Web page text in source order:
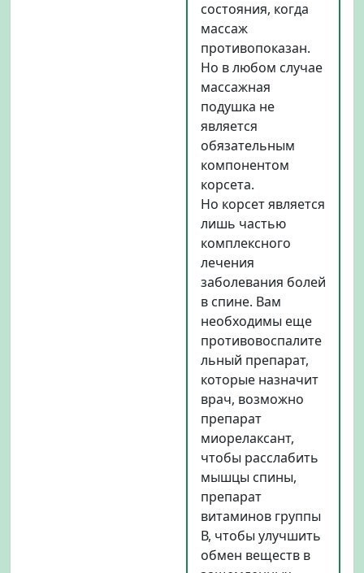
состояния, когда
массаж
противопоказан.
Но в любом случае
массажная
подушка не
является
обязательным
компонентом
корсета.
Но корсет является
лишь частью
комплексного
лечения
заболевания болей
в спине. Вам
необходимы еще
противовоспалите
льный препарат,
которые назначит
врач, возможно
препарат
миорелаксант,
чтобы расслабить
мышцы спины,
препарат
витаминов группы
В, чтобы улучшить
обмен веществ в